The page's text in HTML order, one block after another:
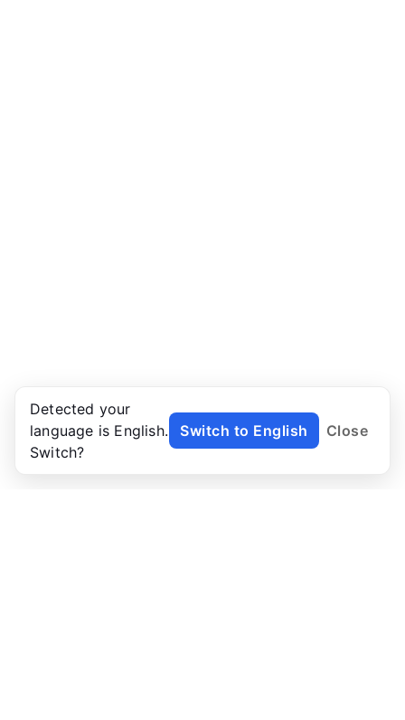
Detected your
language is English.
Switch?
Switch to English Close